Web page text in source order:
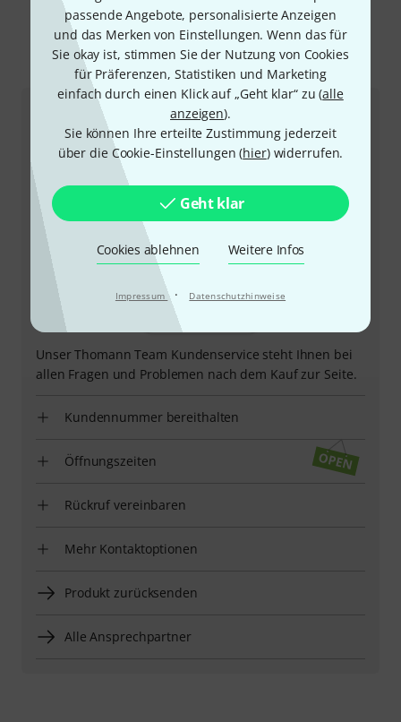
passende Angebote, personalisierte Anzeigen
und das Merken von Einstellungen. Wenn das für
Sie okay ist, stimmen Sie der Nutzung von Cookies
für Präferenzen, Statistiken und Marketing
einfach durch einen Klick auf „Geht klar“ zu (alle
anzeigen).
Sie können Ihre erteilte Zustimmung jederzeit
über die Cookie-Einstellungen (hier) widerrufen.
Geht klar
Cookies ablehnen Weitere Infos
Impressum · Datenschutzhinweise
So erreichen Sie uns
Kundenservice
+49-9546-9223-66
Unser Thomann Team Kundenservice steht Ihnen bei
allen Fragen und Problemen nach dem Kauf zur Seite.
Kundennummer bereithalten
Öffnungszeiten
Rückruf vereinbaren
Mehr Kontaktoptionen
Produkt zurücksenden
Alle Ansprechpartner